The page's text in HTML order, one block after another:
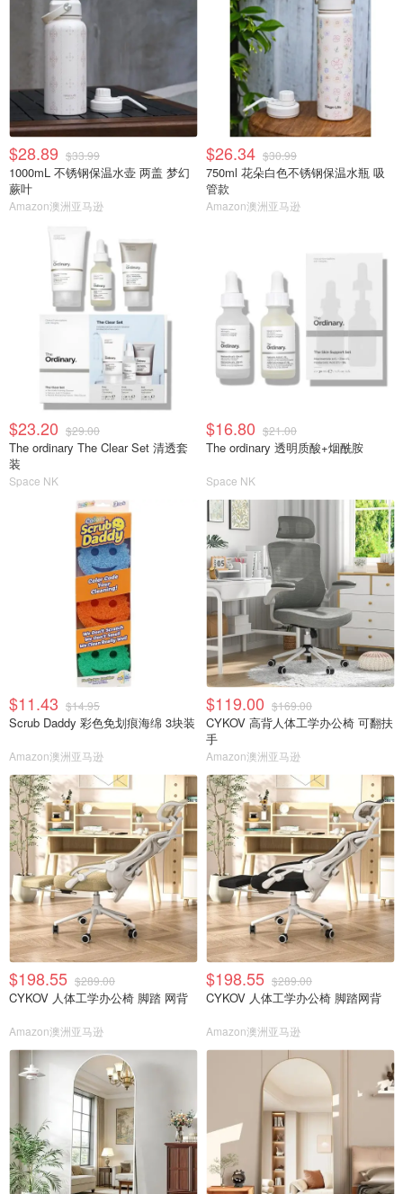
$28.89 $33.99
1000mL 不锈钢保温水壶 两盖 梦幻
蕨叶
Amazon澳洲亚马逊
$26.34 $30.99
750ml 花朵白色不锈钢保温水瓶 吸
管款
Amazon澳洲亚马逊
$23.20 $29.00
The ordinary The Clear Set 清透套
装
Space NK
$16.80 $21.00
The ordinary 透明质酸+烟酰胺
Space NK
$11.43 $14.95
Scrub Daddy 彩色免划痕海绵 3块装
Amazon澳洲亚马逊
$119.00 $169.00
CYKOV 高背人体工学办公椅 可翻扶
手
Amazon澳洲亚马逊
$198.55 $289.00
CYKOV 人体工学办公椅 脚踏 网背
Amazon澳洲亚马逊
$198.55 $289.00
CYKOV 人体工学办公椅 脚踏网背
Amazon澳洲亚马逊